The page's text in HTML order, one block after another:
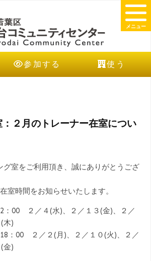
参加する 使う
メニュー
：２月のトレーナー在室につい
グ室をご利用頂き、誠にありがとうござ
室時間をお知らせいたします。
00 ２／４(水)、２／１３(金)、２／
木)
：00 ２／２(月)、２／１０(火)、２／
金)